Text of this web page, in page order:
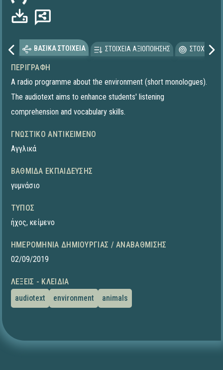
ΒΑΣΙΚΑ ΣΤΟΙΧΕΙΑ ΣΤΟΙΧΕΙΑ ΑΞΙΟΠΟΙΗΣΗΣ
ΠΕΡΙΓΡΑΦΉ
A radio programme about the environment (short monologues).
The audiotext aims to enhance students' listening
comprehension and vocabulary skills.
ΓΝΩΣΤΙΚΌ ΑΝΤΙΚΕΊΜΕΝΟ
Αγγλικά
ΒΑΘΜΊΔΑ ΕΚΠΑΊΔΕΥΣΗΣ
γυμνάσιο
ΤΎΠΟΣ
ήχος, κείμενο
ΗΜΕΡΟΜΗΝΊΑ ΔΗΜΙΟΥΡΓΊΑΣ / ΑΝΑΒΆΘΜΙΣΗΣ
02/09/2019
ΛΈΞΕΙΣ - ΚΛΕΙΔΙΆ
audiotext
environment animals